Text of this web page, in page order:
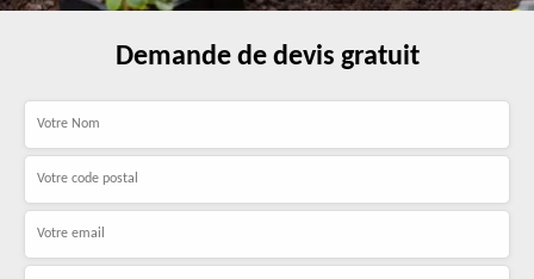
Demande de devis gratuit